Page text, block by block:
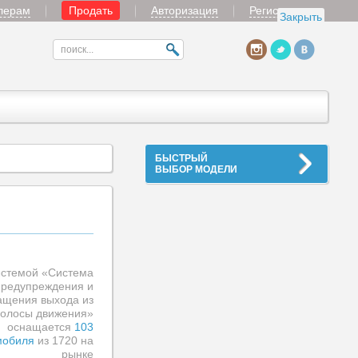
Закрыть
Продать Авторизация Регистрация
БЫСТРЫЙ
ВЫБОР МОДЕЛИ
«Система
и
выхода из
движения»
оснащается 103
из 1720 на
рынке